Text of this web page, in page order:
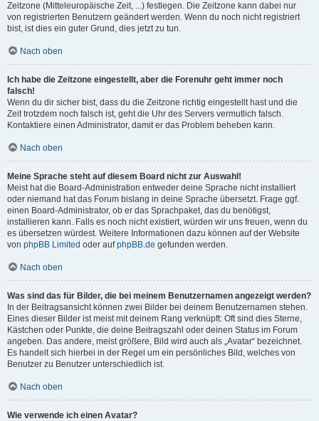
Zeitzone (Mitteleuropäische Zeit, ...) festlegen. Die Zeitzone kann dabei nur
von registrierten Benutzern geändert werden. Wenn du noch nicht registriert
bist, ist dies ein guter Grund, dies jetzt zu tun.
Nach oben
Ich habe die Zeitzone eingestellt, aber die Forenuhr geht immer noch
falsch!
Wenn du dir sicher bist, dass du die Zeitzone richtig eingestellt hast und die
Zeit trotzdem noch falsch ist, geht die Uhr des Servers vermutlich falsch.
Kontaktiere einen Administrator, damit er das Problem beheben kann.
Nach oben
Meine Sprache steht auf diesem Board nicht zur Auswahl!
Meist hat die Board-Administration entweder deine Sprache nicht installiert
oder niemand hat das Forum bislang in deine Sprache übersetzt. Frage ggf.
einen Board-Administrator, ob er das Sprachpaket, das du benötigst,
installieren kann. Falls es noch nicht existiert, würden wir uns freuen, wenn du
es übersetzen würdest. Weitere Informationen dazu können auf der Website
von phpBB Limited oder aufphpBB.de gefunden werden.
Nach oben
Was sind das für Bilder, die bei meinem Benutzernamen angezeigt werden?
In der Beitragsansicht können zwei Bilder bei deinem Benutzernamen stehen.
Eines dieser Bilder ist meist mit deinem Rang verknüpft: Oft sind dies Sterne,
Kästchen oder Punkte, die deine Beitragszahl oder deinen Status im Forum
angeben. Das andere, meist größere, Bild wird auch als „Avatar“ bezeichnet.
Es handelt sich hierbei in der Regel um ein persönliches Bild, welches von
Benutzer zu Benutzer unterschiedlich ist.
Nach oben
Wie verwende ich einen Avatar?